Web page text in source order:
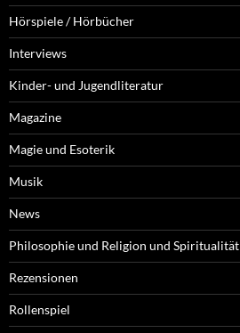
Hörspiele / Hörbücher
Interviews
Kinder- und Jugendliteratur
Magazine
Magie und Esoterik
Musik
News
Philosophie und Religion und Spiritualität
Rezensionen
Rollenspiel